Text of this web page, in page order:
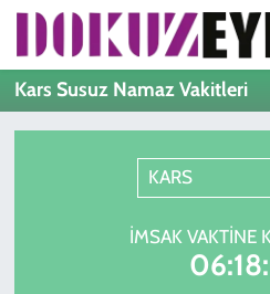
Kars Susuz Namaz Vakitleri
KARS
İMSAK VAKTINE
Hava Durumu
Süper Lig Puan Durumu